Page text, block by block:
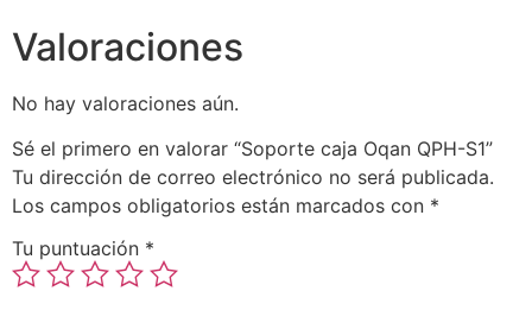
Valoraciones
No hay valoraciones aún.
Sé el primero en valorar “Soporte caja Oqan QPH-S1”
Tu dirección de correo electrónico no será publicada.
Los campos obligatorios están marcados con *
Tu puntuación *